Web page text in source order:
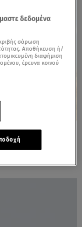
των
Ζωή
δεδομένα
σάρωση
Αποθήκευση ή/
διαφήμιση
έρευνα κοινού